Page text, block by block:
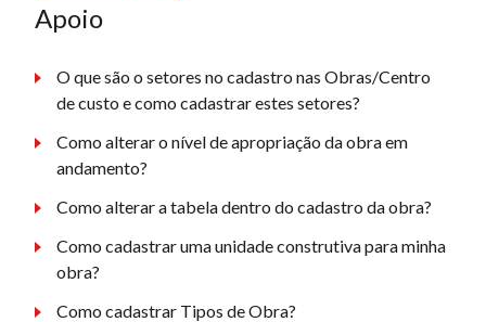
Apoio
O que são o setores no cadastro nas Obras/Centro
de custo e como cadastrar estes setores?
Como alterar o nível de apropriação da obra em
andamento?
Como alterar a tabela dentro do cadastro da obra?
Como cadastrar uma unidade construtiva para minha
obra?
Como cadastrar Tipos de Obra?